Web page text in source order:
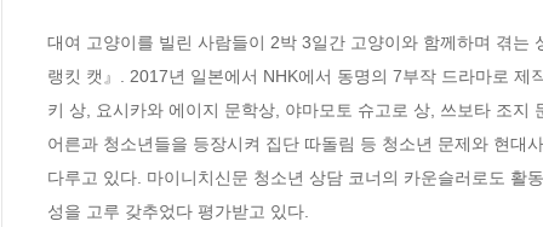
대여 고양이를 빌린 사람들이 2박 3일간 고양이와 함께하며 겪
랭킷 캣』. 2017년 일본에서 NHK에서 동명의 7부작 드라마로
키 상, 요시카와 에이지 문학상, 야마모토 슈고로 상, 쓰보타 조
어른과 청소년들을 등장시켜 집단 따돌림 등 청소년 문제와 현대
다루고 있다. 마이니치신문 청소년 상담 코너의 카운슬러로도 활
성을 고루 갖추었다 평가받고 있다.